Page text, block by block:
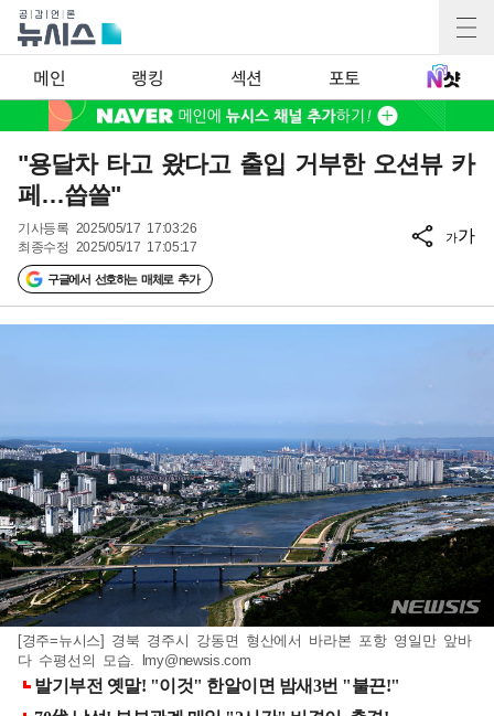
메인 랭킹 섹션 포토
"용달차 타고 왔다고 출입 거부한 오션뷰 카
페…씁쓸"
기사등록 2025/05/17 17:03:26
최종수정 2025/05/17 17:05:17
구글에서 선호하는 매체로 추가
가가
[경주=뉴시스] 경북 경주시 강동면 형산에서 바라본 포항 영일만 앞바
다 수평선의 모습.
lmy@newsis.com